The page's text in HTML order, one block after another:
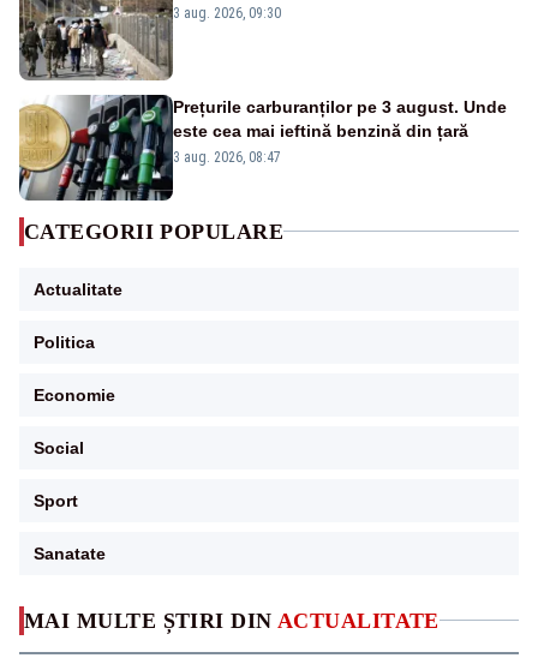
MAI MULTE ȘTIRI DIN ACTUALITATE
3 aug. 2026, 09:30
Prețurile carburanților pe 3 august. Unde
este cea mai ieftină benzină din țară
3 aug. 2026, 08:47
CATEGORII POPULARE
Actualitate
Politica
Economie
Social
Sport
Sanatate